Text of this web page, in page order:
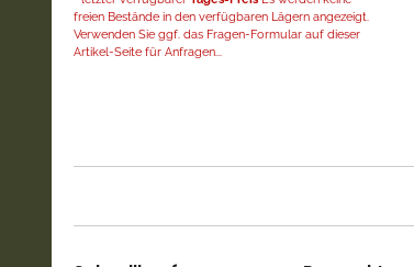
freien Bestände in den verfügbaren Lägern angezeigt.
Verwenden Sie ggf. das Fragen-Formular auf dieser
Artikel-Seite für Anfragen...